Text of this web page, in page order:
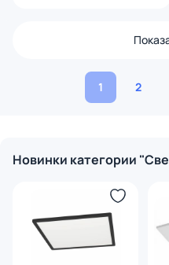
1 2
Новинки категории